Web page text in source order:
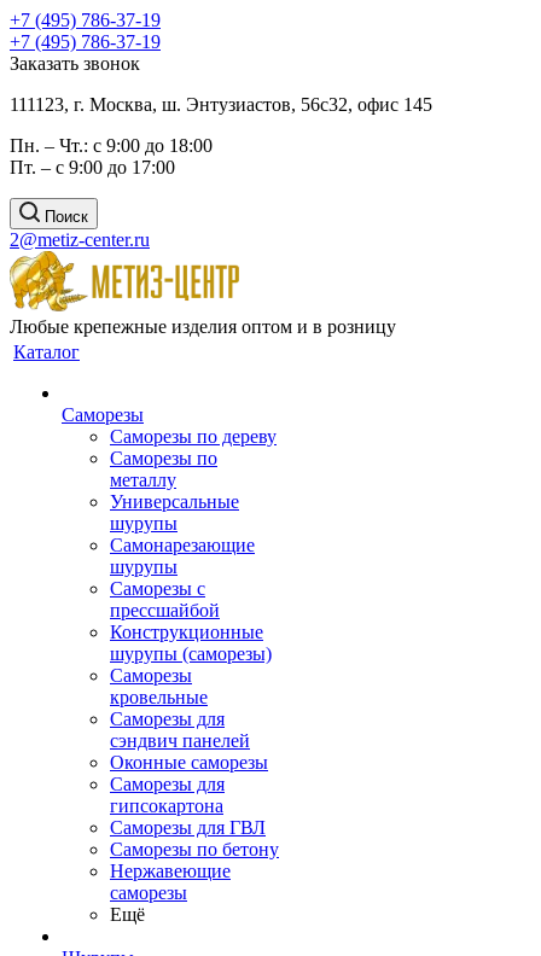
+7 (495) 786-37-19
+7 (495) 786-37-19
Заказать звонок
111123, г. Москва, ш. Энтузиастов, 56с32, офис 145
Пн. – Чт.: с 9:00 до 18:00
Пт. – с 9:00 до 17:00
Поиск
2@metiz-center.ru
Любые крепежные изделия оптом и в розницу
Каталог
Саморезы
Саморезы по дереву
Саморезы по
металлу
Универсальные
шурупы
Самонарезающие
шурупы
Саморезы с
прессшайбой
Конструкционные
шурупы (саморезы)
Саморезы
кровельные
Саморезы для
сэндвич панелей
Оконные саморезы
Саморезы для
гипсокартона
Саморезы для ГВЛ
Саморезы по бетону
Нержавеющие
саморезы
Ещё